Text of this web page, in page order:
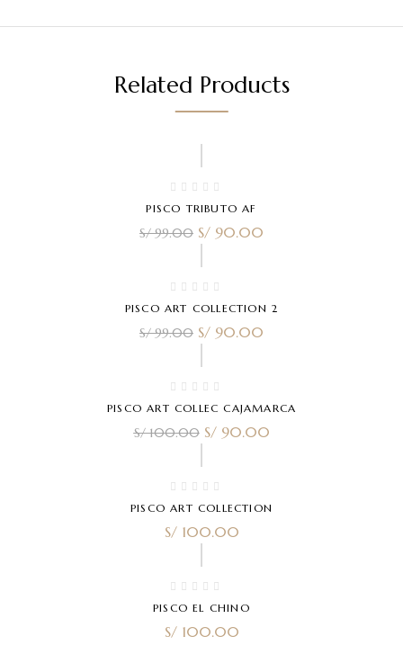
Related Products
PISCO TRIBUTO AF
S/99.00 S/ 90.00
PISCO ART COLLECTION 2
S/99.00 S/ 90.00
PISCO ART COLLEC CAJAMARCA
S/100.00 S/90.00
PISCO ART COLLECTION
S/100.00
PISCO EL CHINO
S/100.00